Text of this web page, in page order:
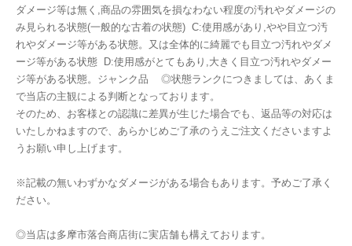
ダメージ等は無く,商品の雰囲気を損なわない程度の汚れやダメージの
み見られる状態(一般的な古着の状態) C:使用感があり,やや目立つ汚
れやダメージ等がある状態。又は全体的に綺麗でも目立つ汚れやダメ
ージ等がある状態 D:使用感がとてもあり,大きく目立つ汚れやダメー
ジ等がある状態。ジャンク品 ◎状態ランクにつきましては、あくま
で当店の主観による判断となっております。
そのため、お客様との認識に差異が生じた場合でも、返品等の対応は
いたしかねますので、あらかじめご了承のうえご注文くださいますよ
うお願い申し上げます。
※記載の無いわずかなダメージがある場合もあります。予めご了承く
ださい。
◎当店は多摩市落合商店街に実店舗も構えております。